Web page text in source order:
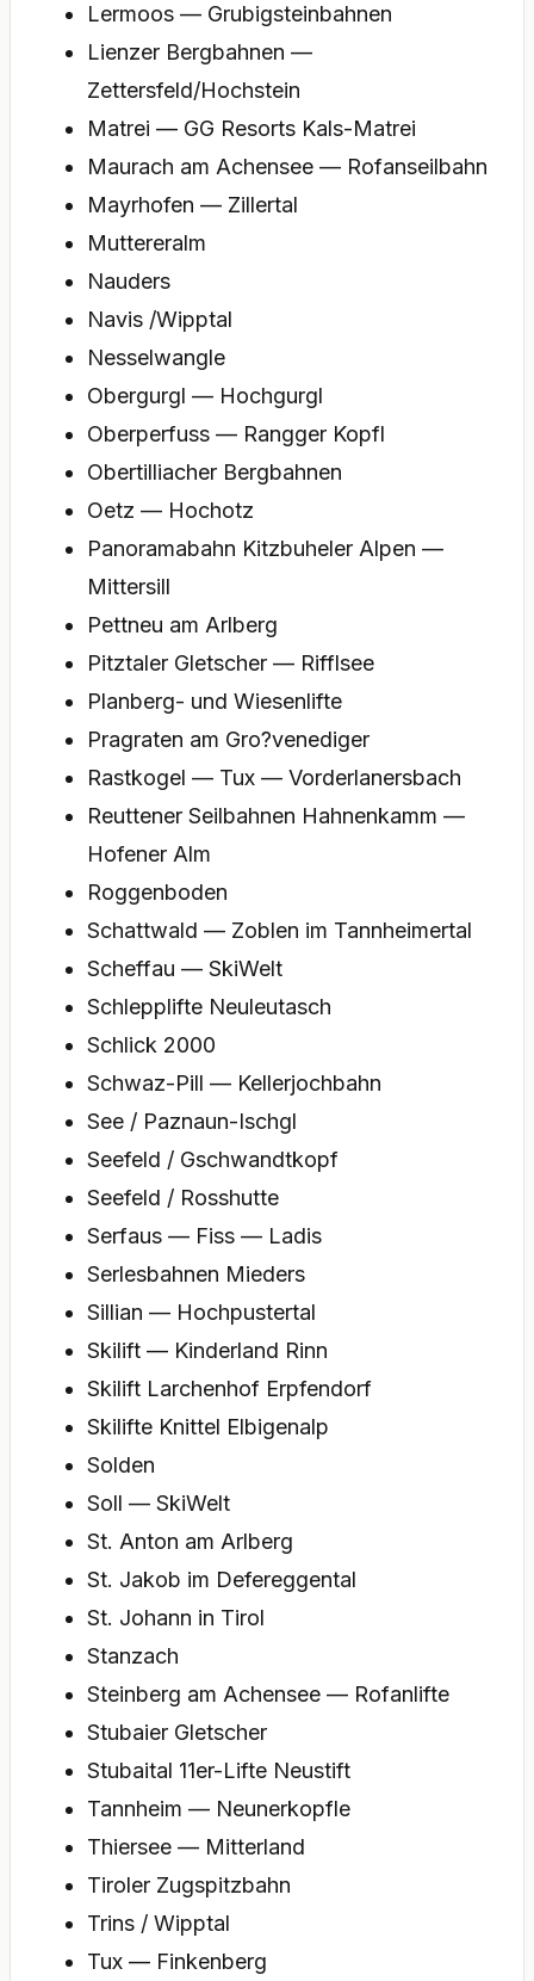
Lermoos — Grubigsteinbahnen
Lienzer Bergbahnen —
Zettersfeld/Hochstein
Matrei — GG Resorts Kals-Matrei
Maurach am Achensee — Rofanseilbahn
Mayrhofen — Zillertal
Muttereralm
Nauders
Navis /Wipptal
Nesselwangle
Obergurgl — Hochgurgl
Oberperfuss — Rangger Kopfl
Obertilliacher Bergbahnen
Oetz — Hochotz
Panoramabahn Kitzbuheler Alpen —
Mittersill
Pettneu am Arlberg
Pitztaler Gletscher — Rifflsee
Planberg- und Wiesenlifte
Pragraten am Gro?venediger
Rastkogel — Tux — Vorderlanersbach
Reuttener Seilbahnen Hahnenkamm —
Hofener Alm
Roggenboden
Schattwald — Zoblen im Tannheimertal
Scheffau — SkiWelt
Schlepplifte Neuleutasch
Schlick 2000
Schwaz-Pill — Kellerjochbahn
See / Paznaun-Ischgl
Seefeld / Gschwandtkopf
Seefeld / Rosshutte
Serfaus — Fiss — Ladis
Serlesbahnen Mieders
Sillian — Hochpustertal
Skilift — Kinderland Rinn
Skilift Larchenhof Erpfendorf
Skilifte Knittel Elbigenalp
Solden
Soll — SkiWelt
St. Anton am Arlberg
St. Jakob im Defereggental
St. Johann in Tirol
Stanzach
Steinberg am Achensee — Rofanlifte
Stubaier Gletscher
Stubaital 11er-Lifte Neustift
Tannheim — Neunerkopfle
Thiersee — Mitterland
Tiroler Zugspitzbahn
Trins / Wipptal
Tux — Finkenberg